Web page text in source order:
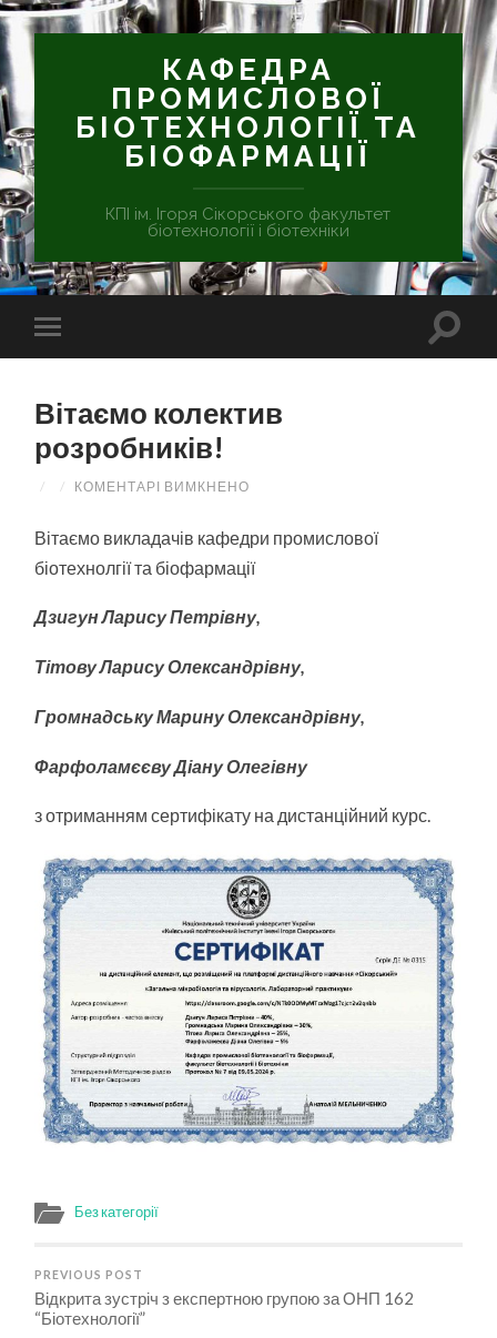
КАФЕДРА
ПРОМИСЛОВОЇ
БІОТЕХНОЛОГІЇ ТА
БІОФАРМАЦІЇ
КПІ ім. Ігоря Сікорського факультет
біотехнології і біотехніки
Вітаємо колектив
розробників!
/ / КОМЕНТАРІ ВИМКНЕНО
РОЗРОБНИКІВ!
Вітаємо викладачів кафедри промислової
біотехнолгії та біофармації
Дзигун Ларису Петрівну,
Тітову Ларису Олександрівну,
Громнадську Марину Олександрівну,
Фарфоламєєву Діану Олегівну
з отриманням сертифікату на дистанційний курс.
Без категорії
PREVIOUS POST
Відкрита зустріч з експертною групою за ОНП 162
“Біотехнології”